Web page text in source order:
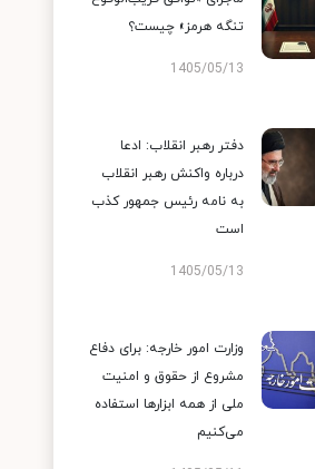
تنگه هرمز» چیست؟
1405/05/13
دفتر رهبر انقلاب: ادعا
درباره واکنش رهبر انقلاب
به نامه رئیس جمهور کذب
است
1405/05/13
وزارت امور خارجه: برای دفاع
مشروع از حقوق و امنیت
ملی از همه ابزارها استفاده
می‌کنیم